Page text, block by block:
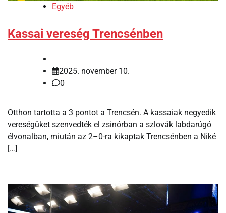
Egyéb
Kassai vereség Trencsénben
2025. november 10.
0
Otthon tartotta a 3 pontot a Trencsén. A kassaiak negyedik
vereségüket szenvedték el zsinórban a szlovák labdarúgó
élvonalban, miután az 2–0-ra kikaptak Trencsénben a Niké
[…]